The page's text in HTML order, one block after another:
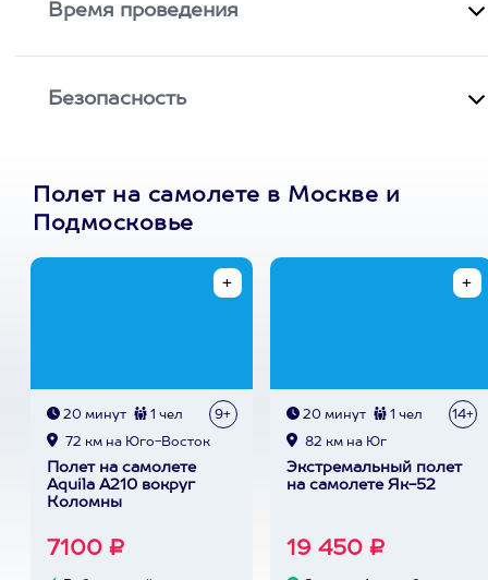
Время проведения
Безопасность
Полет на самолете в Москве и
Подмосковье
20 минут 1 чел 9+
72 км на Юго-Восток
Полет на самолете
Aquila A210 вокруг
Коломны
7100 ₽
20 минут 1 чел 14+
82 км на Юг
Экстремальный полет
на самолете Як-52
19 450 ₽